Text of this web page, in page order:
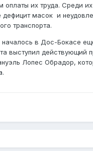
оплаты их труда. Среди
масок и
транспорта.
в Дос-Бокасе
выступил действующий
Лопес Обрадор,